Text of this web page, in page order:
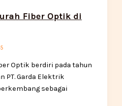
Fiber Optik di
Optik berdiri pada tahun
PT. Garda Elektrik
sebagai